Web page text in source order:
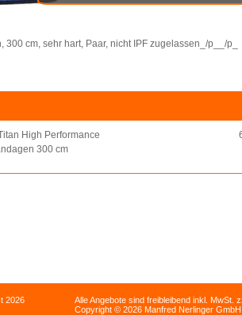
300 cm, sehr hart, Paar, nicht IPF zugelassen_/p__/p_
High Performance
300 cm
2026
Alle Angebote sind freibleibend inkl. MwSt.
Copyright © 2026 Manfred Nerlinger